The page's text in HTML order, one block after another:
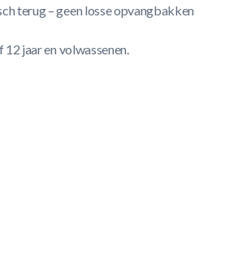
terug – geen losse opvangbakken
jaar en volwassenen.